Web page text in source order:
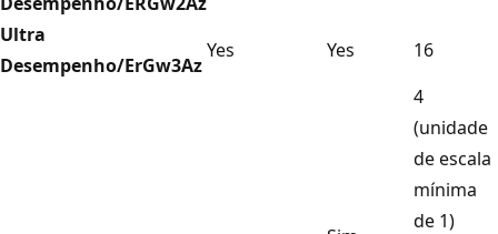
Ultra
Desempenho/ErGw3Az
Yes Yes 16
4
(unidade
de escala
mínima
de 1)